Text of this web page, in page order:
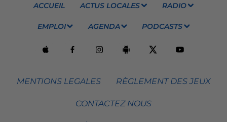
ACCUEIL ACTUS LOCALES RADIO
EMPLOI AGENDA PODCASTS
MENTIONS LEGALES RÈGLEMENT DES JEUX
CONTACTEZ NOUS